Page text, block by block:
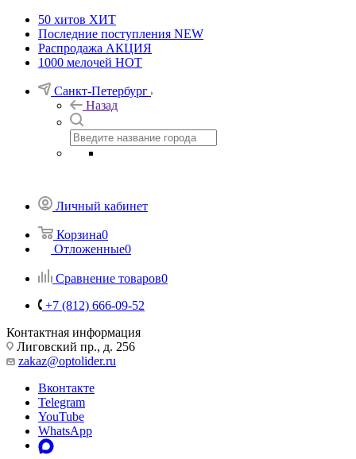
50 хитов ХИТ
Последние поступления NEW
Распродажа АКЦИЯ
1000 мелочей HOT
Санкт-Петербург
Назад
Личный кабинет
Корзина0
Отложенные0
Сравнение товаров0
+7 (812) 666-09-52
Контактная информация
Лиговский пр., д. 256
zakaz@optolider.ru
Вконтакте
Telegram
YouTube
WhatsApp